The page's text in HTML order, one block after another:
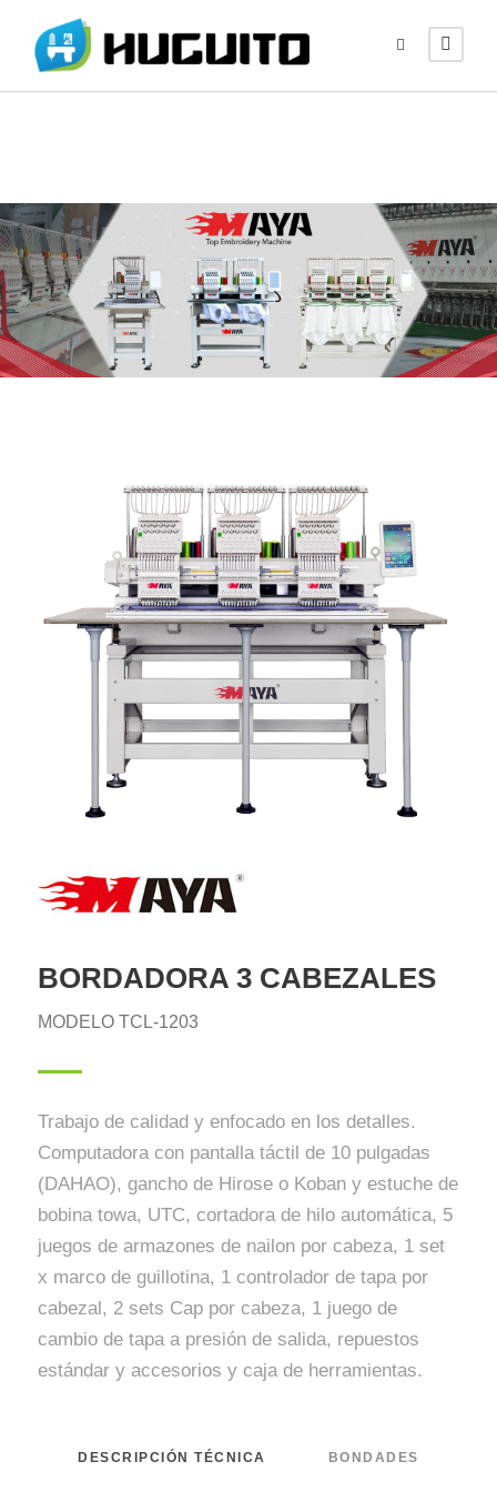
BORDADORA 3 CABEZALES
MODELO TCL-1203
Trabajo de calidad y enfocado en los detalles.
Computadora con pantalla táctil de 10 pulgadas
(DAHAO), gancho de Hirose o Koban y estuche de
bobina towa, UTC, cortadora de hilo automática, 5
juegos de armazones de nailon por cabeza, 1 set
x marco de guillotina, 1 controlador de tapa por
cabezal, 2 sets Cap por cabeza, 1 juego de
cambio de tapa a presión de salida, repuestos
estándar y accesorios y caja de herramientas.
DESCRIPCIÓN TÉCNICA BONDADES